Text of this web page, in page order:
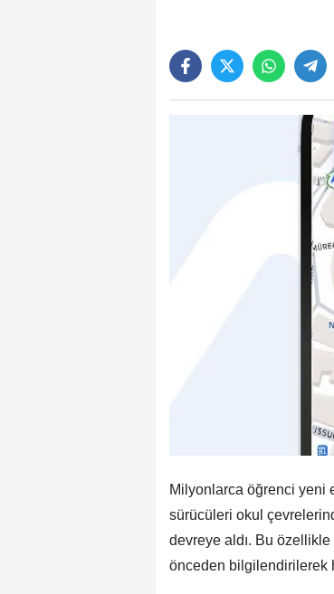
Milyonlarca öğrenci yeni
sürücüleri okul
devreye aldı. Bu özellikle
önceden bilgilendirilerek